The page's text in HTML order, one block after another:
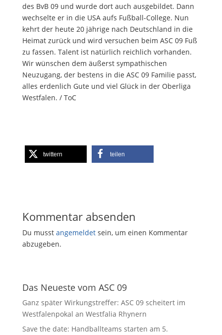
des BvB 09 und wurde dort auch ausgebildet. Dann
wechselte er in die USA aufs Fußball-College. Nun
kehrt der heute 20 jährige nach Deutschland in die
Heimat zurück und wird versuchen beim ASC 09 Fuß
zu fassen. Talent ist natürlich reichlich vorhanden.
Wir wünschen dem äußerst sympathischen
Neuzugang, der bestens in die ASC 09 Familie passt,
alles erdenlich Gute und viel Glück in der Oberliga
Westfalen. / ToC
twittern teilen
Kommentar absenden
Du musst angemeldetsein, um einen Kommentar
abzugeben.
Das Neueste vom ASC 09
Ganz später Wirkungstreffer: ASC 09 scheitert im
Westfalenpokal an Westfalia Rhynern
Save the date: Handballteams starten am 5.